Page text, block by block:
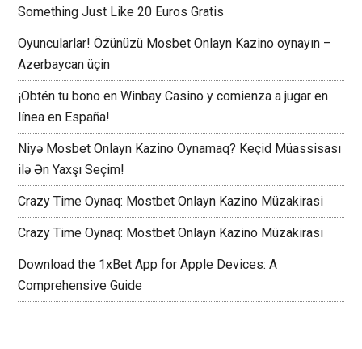
Something Just Like 20 Euros Gratis
Oyuncularlar! Özünüzü Mosbet Onlayn Kazino oynayın –
Azerbaycan üçin
¡Obtén tu bono en Winbay Casino y comienza a jugar en
línea en España!
Niyə Mosbet Onlayn Kazino Oynamaq? Keçid Müassisası
ilə Ən Yaxşı Seçim!
Crazy Time Oynaq: Mostbet Onlayn Kazino Müzakirasi
Crazy Time Oynaq: Mostbet Onlayn Kazino Müzakirasi
Download the 1xBet App for Apple Devices: A
Comprehensive Guide